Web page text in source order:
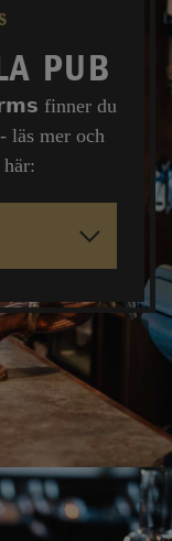
PUB
finner du
läs mer och